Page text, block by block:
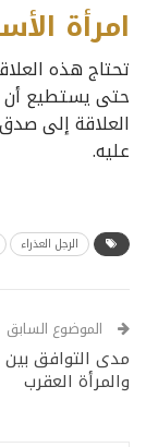
امرأة
تحتاج هذه
حتى يستطيع أن
العلاقة إلى
عليه.
الرجل العذراء
الموضوع السابق
مدى التوافق بين
والمرأة العقرب